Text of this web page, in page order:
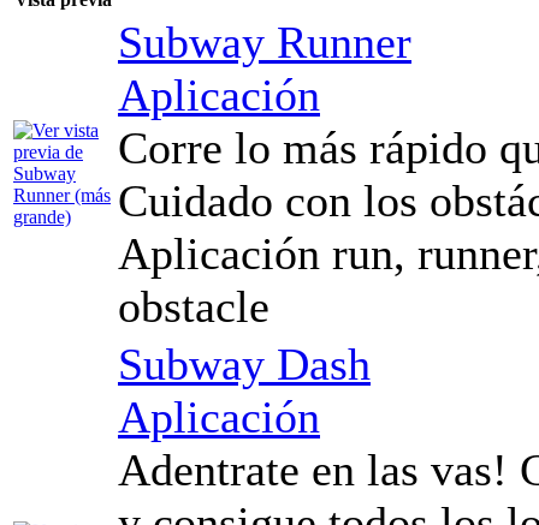
Subway Runner
Aplicación
Corre lo más rápido
Cuidado con los
Aplicación run,
obstacle
Subway Dash
Aplicación
Adentrate en las vas!